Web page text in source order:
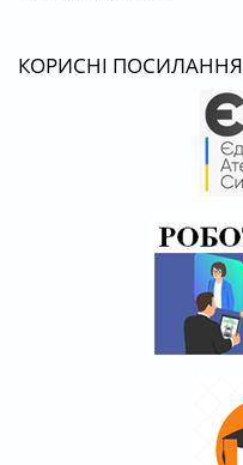
КОРИСНІ ПОСИЛАННЯ